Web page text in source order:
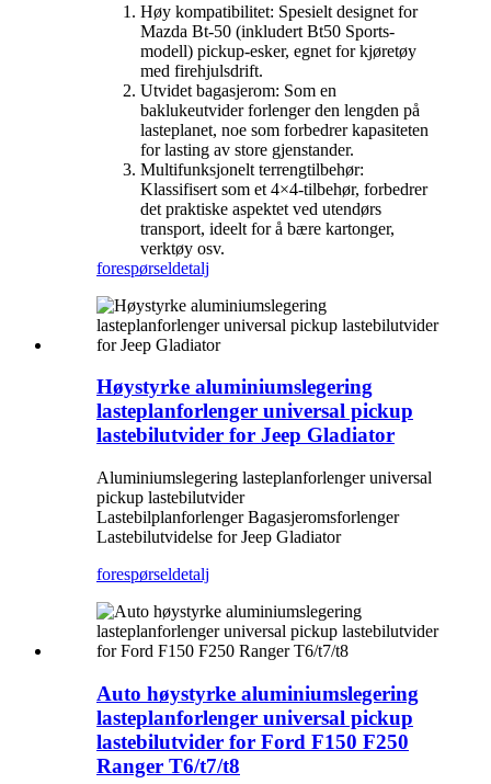
Høy kompatibilitet: Spesielt designet for
Mazda Bt-50 (inkludert Bt50 Sports-
modell) pickup-esker, egnet for kjøretøy
med firehjulsdrift.
Utvidet bagasjerom: Som en
baklukeutvider forlenger den lengden på
lasteplanet, noe som forbedrer kapasiteten
for lasting av store gjenstander.
Multifunksjonelt terrengtilbehør:
Klassifisert som et 4×4-tilbehør, forbedrer
det praktiske aspektet ved utendørs
transport, ideelt for å bære kartonger,
verktøy osv.
forespørseldetalj
Høystyrke aluminiumslegering
lasteplanforlenger universal pickup
lastebilutvider for Jeep Gladiator
Aluminiumslegering lasteplanforlenger universal
pickup lastebilutvider
Lastebilplanforlenger Bagasjeromsforlenger
Lastebilutvidelse for Jeep Gladiator
forespørseldetalj
Auto høystyrke aluminiumslegering
lasteplanforlenger universal pickup
lastebilutvider for Ford F150 F250
Ranger T6/t7/t8